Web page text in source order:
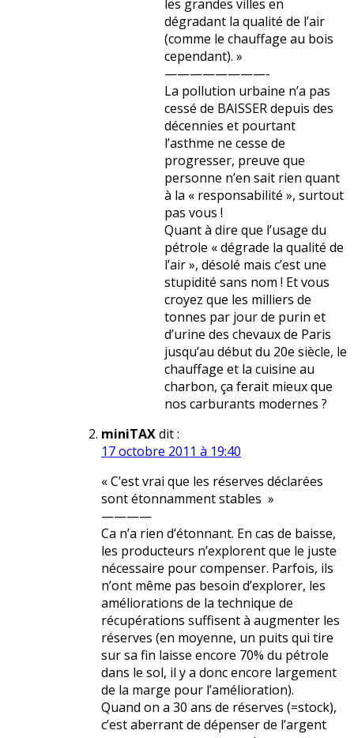
les grandes villes en
dégradant la qualité de l’air
(comme le chauffage au bois
cependant). »
————————-
La pollution urbaine n’a pas
cessé de BAISSER depuis des
décennies et pourtant
l’asthme ne cesse de
progresser, preuve que
personne n’en sait rien quant
à la « responsabilité », surtout
pas vous !
Quant à dire que l’usage du
pétrole « dégrade la qualité de
l’air », désolé mais c’est une
stupidité sans nom ! Et vous
croyez que les milliers de
tonnes par jour de purin et
d’urine des chevaux de Paris
jusqu’au début du 20e siècle, le
chauffage et la cuisine au
charbon, ça ferait mieux que
nos carburants modernes ?
miniTAXdit :
17 octobre 2011 à 19:40
« C’est vrai que les réserves déclarées
sont étonnamment stables »
————
Ca n’a rien d’étonnant. En cas de baisse,
les producteurs n’explorent que le juste
nécessaire pour compenser. Parfois, ils
n’ont même pas besoin d’explorer, les
améliorations de la technique de
récupérations suffisent à augmenter les
réserves (en moyenne, un puits qui tire
sur sa fin laisse encore 70% du pétrole
dans le sol, il y a donc encore largement
de la marge pour l’amélioration).
Quand on a 30 ans de réserves (=stock),
c’est aberrant de dépenser de l’argent